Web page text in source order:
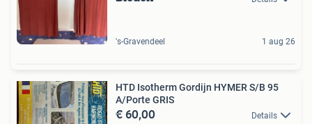
's-Gravendeel 1 aug 26
HTD Isotherm Gordijn HYMER S/B 95
A/Porte GRIS
€ 60,00 Details